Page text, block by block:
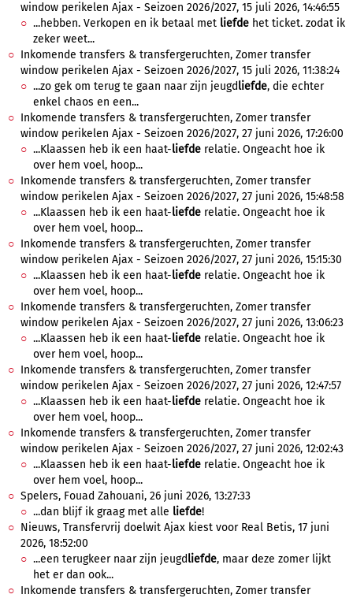
window perikelen Ajax - Seizoen 2026/2027, 15 juli 2026, 14:46:55
...hebben. Verkopen en ik betaal met liefde het ticket. zodat ik
zeker weet...
Inkomende transfers & transfergeruchten, Zomer transfer
window perikelen Ajax - Seizoen 2026/2027, 15 juli 2026, 11:38:24
...zo gek om terug te gaan naar zijn jeugdliefde, die echter
enkel chaos en een...
Inkomende transfers & transfergeruchten, Zomer transfer
window perikelen Ajax - Seizoen 2026/2027, 27 juni 2026, 17:26:00
...Klaassen heb ik een haat-liefde relatie. Ongeacht hoe ik
over hem voel, hoop...
Inkomende transfers & transfergeruchten, Zomer transfer
window perikelen Ajax - Seizoen 2026/2027, 27 juni 2026, 15:48:58
...Klaassen heb ik een haat-liefde relatie. Ongeacht hoe ik
over hem voel, hoop...
Inkomende transfers & transfergeruchten, Zomer transfer
window perikelen Ajax - Seizoen 2026/2027, 27 juni 2026, 15:15:30
...Klaassen heb ik een haat-liefde relatie. Ongeacht hoe ik
over hem voel, hoop...
Inkomende transfers & transfergeruchten, Zomer transfer
window perikelen Ajax - Seizoen 2026/2027, 27 juni 2026, 13:06:23
...Klaassen heb ik een haat-liefde relatie. Ongeacht hoe ik
over hem voel, hoop...
Inkomende transfers & transfergeruchten, Zomer transfer
window perikelen Ajax - Seizoen 2026/2027, 27 juni 2026, 12:47:57
...Klaassen heb ik een haat-liefde relatie. Ongeacht hoe ik
over hem voel, hoop...
Inkomende transfers & transfergeruchten, Zomer transfer
window perikelen Ajax - Seizoen 2026/2027, 27 juni 2026, 12:02:43
...Klaassen heb ik een haat-liefde relatie. Ongeacht hoe ik
over hem voel, hoop...
Spelers, Fouad Zahouani, 26 juni 2026, 13:27:33
...dan blijf ik graag met alle liefde!
Nieuws, Transfervrij doelwit Ajax kiest voor Real Betis, 17 juni
2026, 18:52:00
...een terugkeer naar zijn jeugdliefde, maar deze zomer lijkt
het er dan ook...
Inkomende transfers & transfergeruchten, Zomer transfer